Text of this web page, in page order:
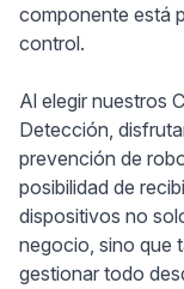
componente está
control.
Al elegir nuestros
Detección,
prevención de
posibilidad de
dispositivos no
negocio, sino que
gestionar todo